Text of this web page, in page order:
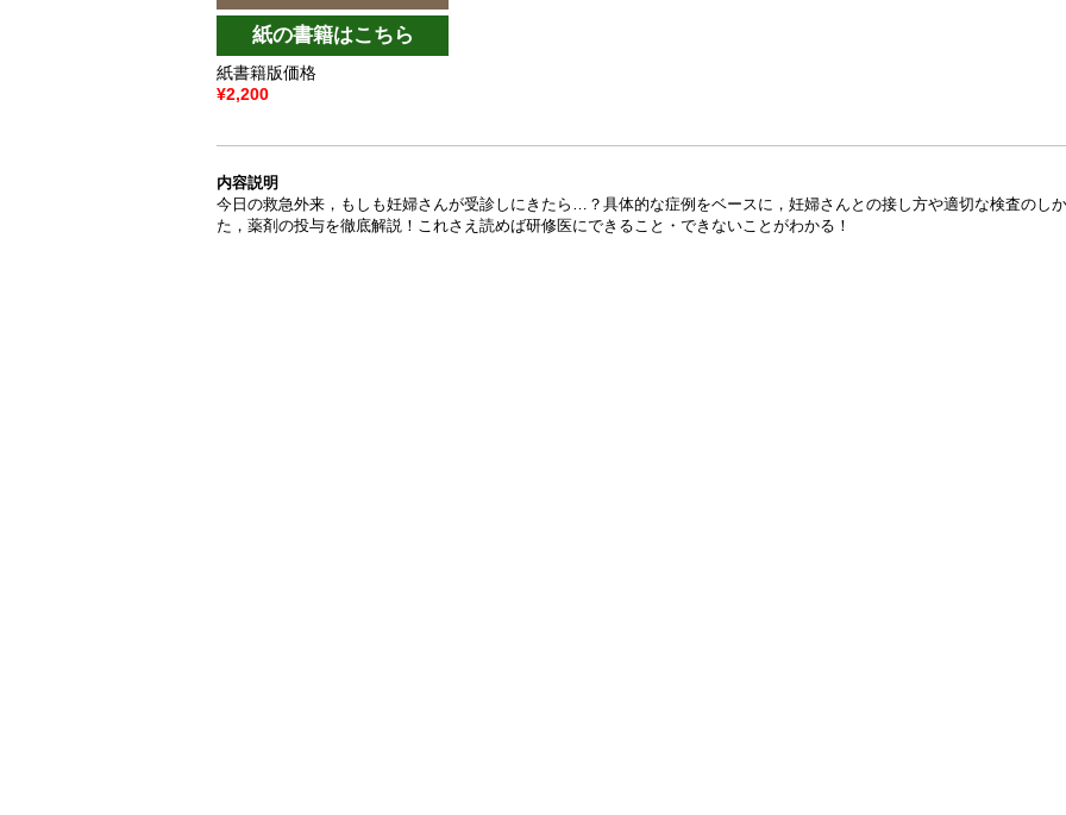
紙書籍版価格
¥2,200
内容説明
今日の救急外来，もしも妊婦さんが受診しにきたら…？具体的な症例をベースに，妊婦さんとの接し方や適切な検査のしか
た，薬剤の投与を徹底解説！これさえ読めば研修医にできること・できないことがわかる！